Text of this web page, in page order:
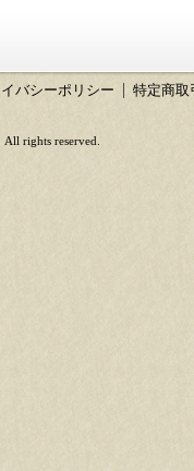
バシーポリシー 特定商取
rights reserved.